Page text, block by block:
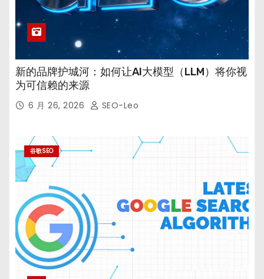
新的品牌护城河：如何让AI大模型（LLM）将你视
为可信赖的来源
6 月 26, 2026 SEO-Leo
谷歌SEO